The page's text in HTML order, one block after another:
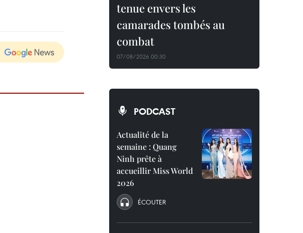
tenue envers les
camarades tombés au
combat
07/08/2026 00:30
PODCAST
Actualité de la
semaine : Quang
Ninh prête à
accueillir Miss World
2026
ÉCOUTER